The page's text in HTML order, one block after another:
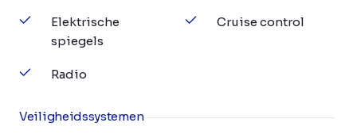
Elektrische
spiegels
Radio
Cruise control
Veiligheidssystemen